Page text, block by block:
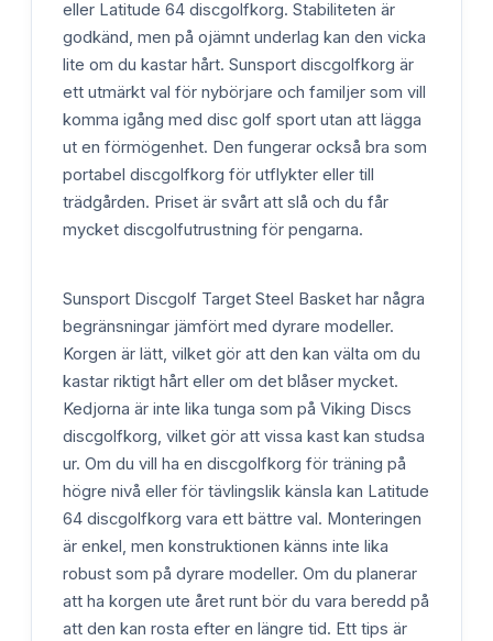
eller Latitude 64 discgolfkorg. Stabiliteten är
godkänd, men på ojämnt underlag kan den vicka
lite om du kastar hårt. Sunsport discgolfkorg är
ett utmärkt val för nybörjare och familjer som vill
komma igång med disc golf sport utan att lägga
ut en förmögenhet. Den fungerar också bra som
portabel discgolfkorg för utflykter eller till
trädgården. Priset är svårt att slå och du får
mycket discgolfutrustning för pengarna.
Sunsport Discgolf Target Steel Basket har några
begränsningar jämfört med dyrare modeller.
Korgen är lätt, vilket gör att den kan välta om du
kastar riktigt hårt eller om det blåser mycket.
Kedjorna är inte lika tunga som på Viking Discs
discgolfkorg, vilket gör att vissa kast kan studsa
ur. Om du vill ha en discgolfkorg för träning på
högre nivå eller för tävlingslik känsla kan Latitude
64 discgolfkorg vara ett bättre val. Monteringen
är enkel, men konstruktionen känns inte lika
robust som på dyrare modeller. Om du planerar
att ha korgen ute året runt bör du vara beredd på
att den kan rosta efter en längre tid. Ett tips är